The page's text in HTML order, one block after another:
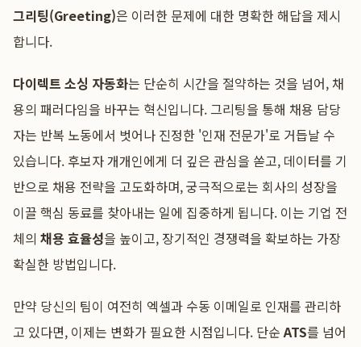
그리팅(Greeting)은 이러한 문제에 대한 명확한 해답을 제시
합니다.
다이렉트 소싱 자동화는 단순히 시간을 절약하는 것을 넘어, 채
용의 패러다임을 바꾸는 혁신입니다. 그리팅을 통해 채용 담당
자는 반복 노동에서 벗어나 진정한 '인재 전문가'로 거듭날 수
있습니다. 후보자 개개인에게 더 깊은 관심을 쏟고, 데이터를 기
반으로 채용 전략을 고도화하며, 궁극적으로는 회사의 성장을
이끌 핵심 동료를 찾아내는 일에 집중하게 됩니다. 이는 기업 전
체의 채용 효율성을 높이고, 장기적인 경쟁력을 확보하는 가장
확실한 방법입니다.
만약 당신의 팀이 여전히 엑셀과 수동 이메일로 인재를 관리하
고 있다면, 이제는 변화가 필요한 시점입니다. 단순ATS를 넘어